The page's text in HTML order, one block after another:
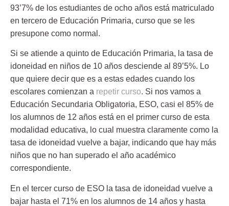
93’7% de los estudiantes de ocho años está matriculado
en tercero de Educación Primaria, curso que se les
presupone como normal.
Si se atiende a quinto de Educación Primaria, la tasa de
idoneidad en niños de 10 años desciende al 89’5%. Lo
que quiere decir que es a estas edades cuando los
escolares comienzan a repetir curso. Si nos vamos a
Educación Secundaria Obligatoria, ESO, casi el 85% de
los alumnos de 12 años está en el primer curso de esta
modalidad educativa, lo cual muestra claramente como la
tasa de idoneidad vuelve a bajar, indicando que hay más
niños que no han superado el año académico
correspondiente.
En el tercer curso de ESO la tasa de idoneidad vuelve a
bajar hasta el 71% en los alumnos de 14 años y hasta